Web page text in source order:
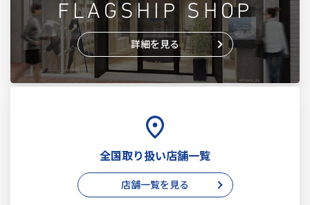
FLAGSHIP SHOP
詳細を見る
全国取り扱い店舗一覧
店舗一覧を見る